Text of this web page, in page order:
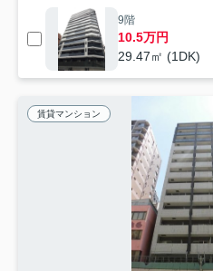
9階
10.5万円
29.47㎡ (1DK)
賃貸マンション